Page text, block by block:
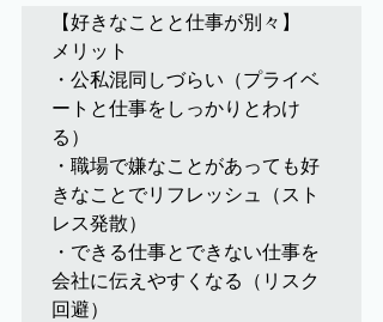
【好きなことと仕事が別々】
メリット
・公私混同しづらい（プライベ
ートと仕事をしっかりとわけ
る）
・職場で嫌なことがあっても好
きなことでリフレッシュ（スト
レス発散）
・できる仕事とできない仕事を
会社に伝えやすくなる（リスク
回避）